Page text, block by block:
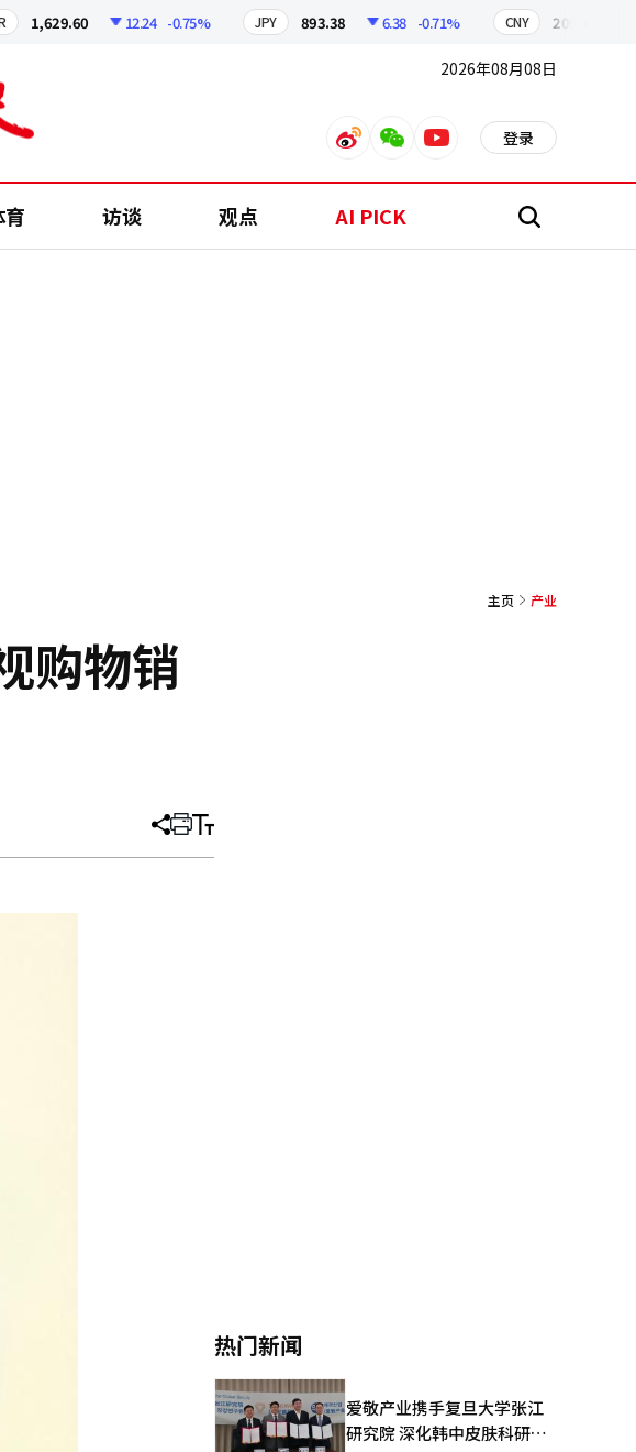
1,629.60 12.24 -0.75% JPY 893.38 6.38 -0.71% CNY 209.17
2026年08月08日
weiboweixinyoutube 登录
访谈 观点 AI PICK 搜
主页 产业
购物销
分
文
打 调
大
热门新闻
爱敬产业携手复旦大学张江
研究院 深化韩中皮肤科研合